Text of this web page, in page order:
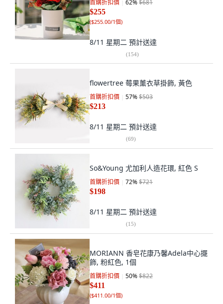
首購折扣價 62%$681
$255
($255.00/1個)
8/11 星期二 預計送達
(154)
flowertree 莓果薰衣草掛飾, 黃色
首購折扣價 57%$503
$213
8/11 星期二 預計送達
(69)
So&Young 尤加利人造花環, 紅色 S
首購折扣價 72%$721
$198
8/11 星期二 預計送達
(15)
MORIANN 香皂花康乃馨Adela中心擺
飾, 粉紅色, 1個
首購折扣價 50%$822
$411
($411.00/1個)